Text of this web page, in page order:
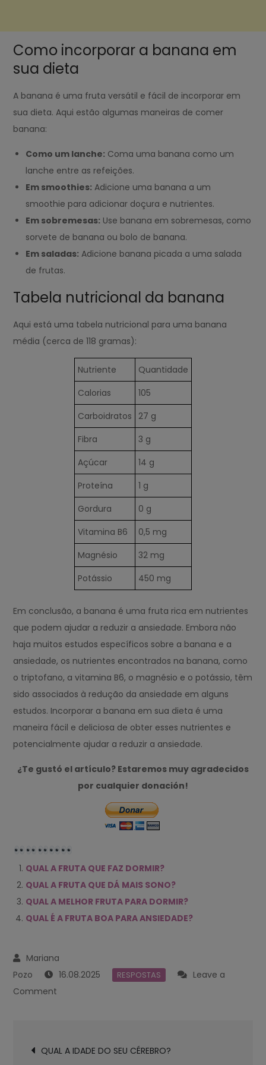
Como incorporar a banana em
sua dieta
A banana é uma fruta versátil e fácil de incorporar em
sua dieta. Aqui estão algumas maneiras de comer
banana:
Como um lanche: Coma uma banana como um
lanche entre as refeições.
Em smoothies: Adicione uma banana a um
smoothie para adicionar doçura e nutrientes.
Em sobremesas: Use banana em sobremesas, como
sorvete de banana ou bolo de banana.
Em saladas: Adicione banana picada a uma salada
de frutas.
Tabela nutricional da banana
Aqui está uma tabela nutricional para uma banana
média (cerca de 118 gramas):
Nutriente
Quantidade
Calorias
105
Carboidratos
27 g
Fibra
3 g
Açúcar
14 g
Proteína
1 g
Gordura
0 g
Vitamina B6
0,5 mg
Magnésio
32 mg
Potássio
450 mg
Em conclusão, a banana é uma fruta rica em nutrientes
que podem ajudar a reduzir a ansiedade. Embora não
haja muitos estudos específicos sobre a banana e a
ansiedade, os nutrientes encontrados na banana, como
o triptofano, a vitamina B6, o magnésio e o potássio, têm
sido associados à redução da ansiedade em alguns
estudos. Incorporar a banana em sua dieta é uma
maneira fácil e deliciosa de obter esses nutrientes e
potencialmente ajudar a reduzir a ansiedade.
¿Te gustó el artículo? Estaremos muy agradecidos
por cualquier donación!
QUAL A FRUTA QUE FAZ DORMIR?
QUAL A FRUTA QUE DÁ MAIS SONO?
QUAL A MELHOR FRUTA PARA DORMIR?
QUAL É A FRUTA BOA PARA ANSIEDADE?
16.08.2025 RESPOSTAS
Leave a
Comment
QUE
deQUAL A IDADE DO SEU CÉREBRO?